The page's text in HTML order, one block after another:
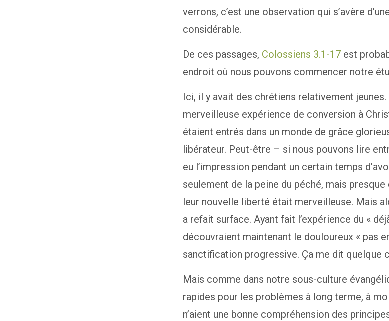
verrons, c’est une observation qui s’avère
considérable.
De ces passages, Colossiens 3.1-17est
endroit où nous pouvons commencer notre
Ici, il y avait des chrétiens relativement
merveilleuse expérience de conversion à
étaient entrés dans un monde de grâce
libérateur. Peut-être – si nous pouvons lire
eu l’impression pendant un certain temps
seulement de la peine du péché, mais
leur nouvelle liberté était merveilleuse. Mais
a refait surface. Ayant fait l’expérience du «
découvraient maintenant le douloureux « pas
sanctification progressive. Ça me dit quelque
Mais comme dans notre sous-culture
rapides pour les problèmes à long terme, à
n’aient une bonne compréhension des